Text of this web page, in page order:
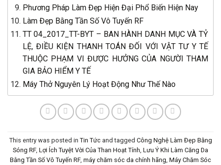
Phương Pháp Làm Đẹp Hiện Đại Phổ Biến Hiện Nay
Làm Đẹp Bằng Tần Số Vô Tuyến RF
TT 04_2017_TT-BYT – BAN HÀNH DANH MỤC VÀ TỶ
LỆ, ĐIỀU KIỆN THANH TOÁN ĐỐI VỚI VẬT TƯ Y TẾ
THUỘC PHẠM VI ĐƯỢC HƯỞNG CỦA NGƯỜI THAM
GIA BẢO HIỂM Y TẾ
Máy Thở Nguyên Lý Hoạt Động Như Thế Nào
This entry was posted in Tin Tứcand tagged Công Nghệ Làm Đẹp Bằng
Sóng RF, Lợi Ích Tuyệt Vời Của Than Hoạt Tính Lưu Ý Khi Làm Căng Da
Bằng Tần Số Vô Tuyến RF, máy chăm sóc da chính hãng Máy Chăm Sóc